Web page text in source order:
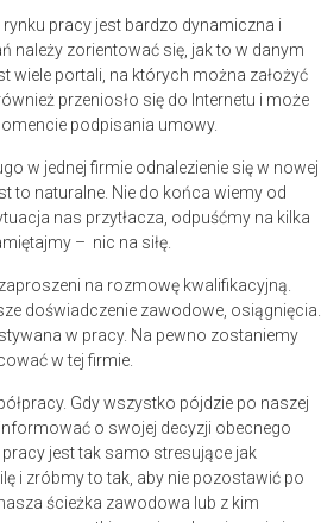
pracy jest bardzo dynamiczna i
należy zorientować się, jak to w danym
wiele portali, na których można założyć
przeniosło się do Internetu i może
podpisania umowy.
w jednej firmie odnalezienie się w nowej
to naturalne. Nie do końca wiemy od
nas przytłacza, odpuśćmy na kilka
– nic na siłę.
na rozmowę kwalifikacyjną.
doświadczenie zawodowe, osiągnięcia.
w pracy. Na pewno zostaniemy
w tej firmie.
Gdy wszystko pójdzie po naszej
o swojej decyzji obecnego
jest tak samo stresujące jak
i zróbmy to tak, aby nie pozostawić po
ścieżka zawodowa lub z kim